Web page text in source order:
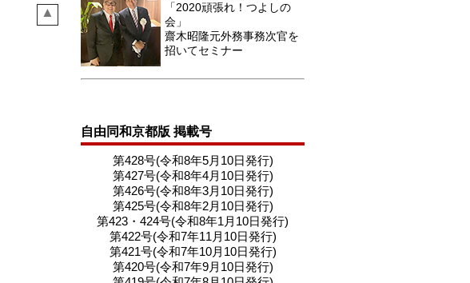
「2020頑張れ！つよしの
会」
齋木昭隆元外務事務次官を
招いてセミナー
自由同和京都版 掲載号
第428号(令和8年5月10日発行)
第427号(令和8年4月10日発行)
第426号(令和8年3月10日発行)
第425号(令和8年2月10日発行)
第423・424号(令和8年1月10日発行)
第422号(令和7年11月10日発行)
第421号(令和7年10月10日発行)
第420号(令和7年9月10日発行)
▲